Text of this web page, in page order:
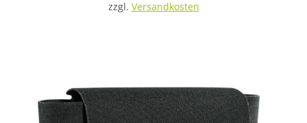
zzgl. Versandkosten